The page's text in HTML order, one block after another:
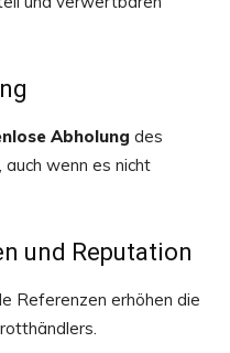
Abholung des
auch wenn es nicht
und Reputation
Referenzen erhöhen die